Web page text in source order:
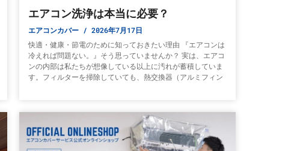
エアコン洗浄は本当に必要？
エアコンカバー 2026年7月17日
快適・健康・節電のために知っておきたい理由 『エアコンは
冷えれば問題ない。』そう思っていませんか？ 実は、エアコ
ンの内部は私たちが想像している以上に汚れが蓄積していま
す。フィルターを掃除していても、熱交換器（アルミフィン